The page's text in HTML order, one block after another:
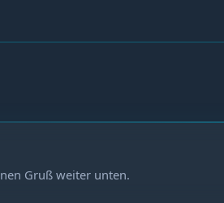
Gruß weiter unten.